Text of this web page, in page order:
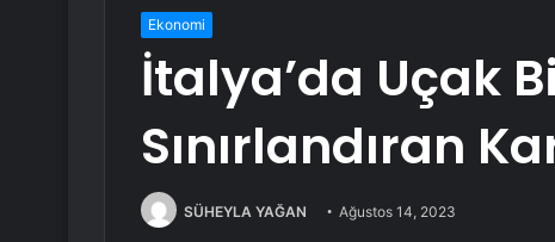
Ekonomi
İtalya’da Uçak
Sınırlandıran
SÜHEYLA YAĞAN Ağustos 14, 2023